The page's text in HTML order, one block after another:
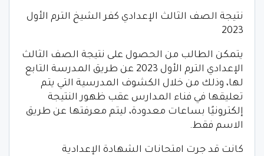
نتيجة الصف الثالث الإعدادي كفر الشيخ الترم الأول
2023
يتمكن الطالب من الحصول على نتيجة الصف الثالث
الإعدادي الترم الأول 2023 عن طريق المدرسة التابع
لها، وذلك من خلال الكشوف المدرسية التي يتم
تعليقها في فناء المدارس عقب ظهور النتيجة
إلكترونيًا بساعات معدودة، ليتم معرفتها عن طريق
الاسم فقط.
كانت قد جرت امتحانات الشهادة الإعدادية